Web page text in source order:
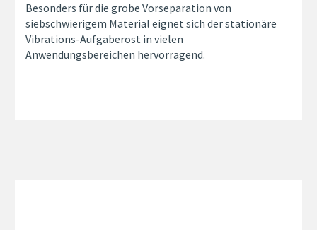
Besonders für die grobe Vorseparation von
siebschwierigem Material eignet sich der stationäre
Vibrations-Aufgaberost in vielen
Anwendungsbereichen hervorragend.